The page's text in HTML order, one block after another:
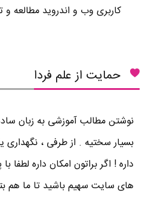
کاربری وب و اندروید مطالعه
حمایت از علم فردا
نوشتن مطالب آموزشی به زبان
بسیار سختیه . از طرفی ،
داره ! اگر براتون امکان داره لطفا
های سایت سهیم باشید تا ما هم